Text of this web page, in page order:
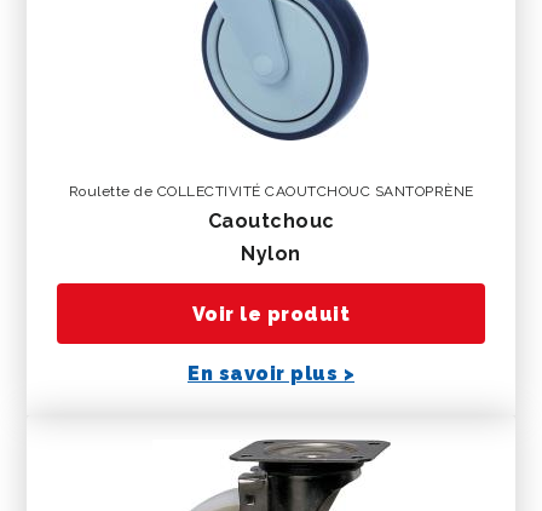
Roulette de COLLECTIVITÉ CAOUTCHOUC SANTOPRÈNE
caoutchouc
nylon
Voir le produit
En savoir plus >